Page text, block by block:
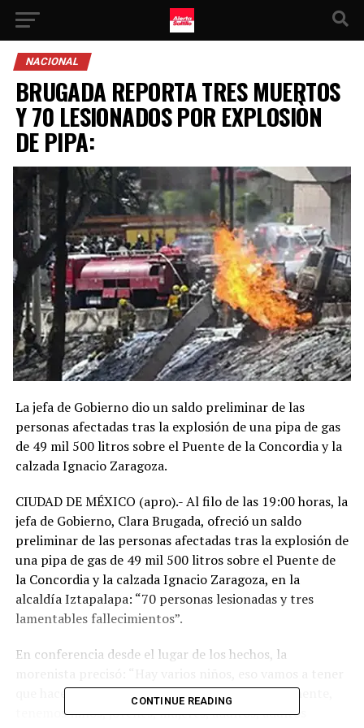
NACIONAL
BRUGADA REPORTA TRES MUERTOS
Y 70 LESIONADOS POR EXPLOSIÒN
DE PIPA:
La jefa de Gobierno dio un saldo preliminar de las
personas afectadas tras la explosión de una pipa de gas
de 49 mil 500 litros sobre el Puente de la Concordia y la
calzada Ignacio Zaragoza.
CIUDAD DE MÉXICO (apro).- Al filo de las 19:00 horas, la
jefa de Gobierno, Clara Brugada, ofreció un saldo
preliminar de las personas afectadas tras la explosión de
una pipa de gas de 49 mil 500 litros sobre el Puente de
la Concordia y la calzada Ignacio Zaragoza, en la
alcaldía Iztapalapa: “70 personas lesionadas y tres
lamentables fallecimientos”.
En conferencia desde el lugar de los hechos, la
que hacer cortes, mayor información posteriormente,
tenemos niños, jóvenes, mujeres, adultos, adultos
CONTINUE READING